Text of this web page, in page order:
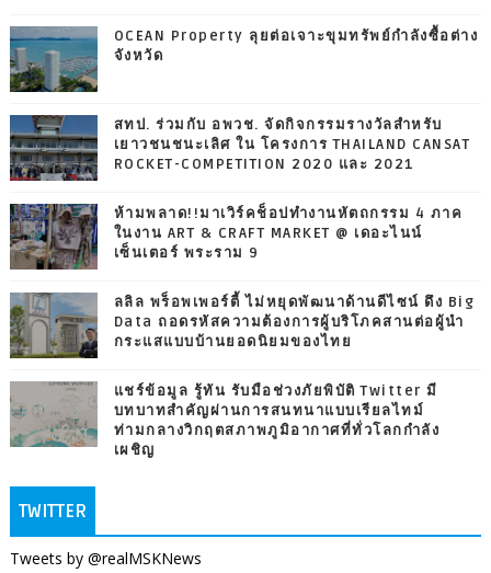
OCEAN Property ลุยต่อเจาะขุมทรัพย์กำลังซื้อต่าง
จังหวัด
สทป. ร่วมกับ อพวช. จัดกิจกรรมรางวัลสำหรับ
เยาวชนชนะเลิศ ใน โครงการ THAILAND CANSAT
ROCKET-COMPETITION 2020 และ 2021
ห้ามพลาด!!มาเวิร์คช็อปทำงานหัตถกรรม 4 ภาค
ในงาน ART & CRAFT MARKET @ เดอะไนน์
เซ็นเตอร์ พระราม 9
ลลิล พร็อพเพอร์ตี้ ไม่หยุดพัฒนาด้านดีไซน์ ดึง Big
Data ถอดรหัสความต้องการผู้บริโภคสานต่อผู้นำ
กระแสแบบบ้านยอดนิยมของไทย
แชร์ข้อมูล รู้ทัน รับมือช่วงภัยพิบัติ Twitter มี
บทบาทสำคัญผ่านการสนทนาแบบเรียลไทม์
ท่ามกลางวิกฤตสภาพภูมิอากาศที่ทั่วโลกกำลัง
เผชิญ
TWITTER
Tweets by @realMSKNews